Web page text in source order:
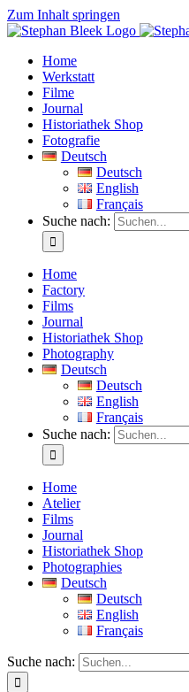
Zum Inhalt springen
Home
Werkstatt
Filme
Journal
Historiathek Shop
Fotografie
Deutsch
Deutsch
English
Français
Suche nach:
Home
Factory
Films
Journal
Historiathek Shop
Photography
Deutsch
Deutsch
English
Français
Suche nach:
Home
Atelier
Films
Journal
Historiathek Shop
Photographies
Deutsch
Deutsch
English
Français
Suche nach: